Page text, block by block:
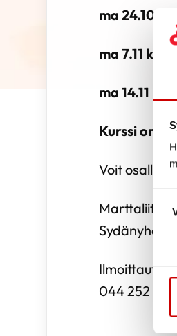
ma 24.10
ma 7.11 klo
ma 14.11
Kurssi on
Voit
Marttaliitto
044 252